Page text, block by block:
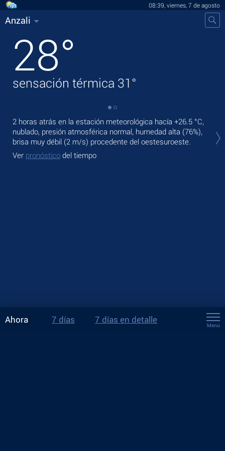
08:39, viernes, 7 de agosto
Anzali
28°
sensación térmica 31°
2 horas atrás en la estación meteorológica hacía +26.5 °C,
nublado, presión atmosférica normal, humedad alta (76%),
brisa muy débil (2 m/s) procedente del oestesuroeste.
Ver pronóstico del tiempo
Ahora 7 días 7 días en detalle
Menú